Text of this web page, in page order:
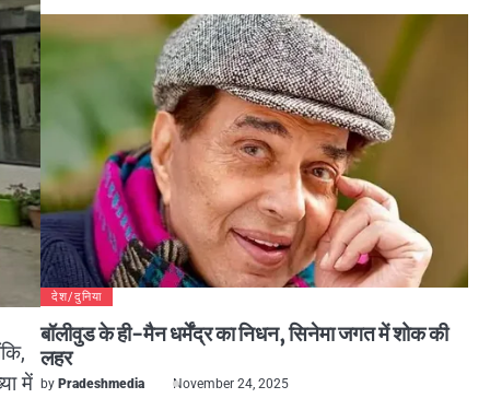
में
देश/दुनिया
बॉलीवुड के ही-मैन धर्मेंद्र का निधन, सिनेमा जगत में शोक की
लहर
by Pradeshmedia November 24, 2025